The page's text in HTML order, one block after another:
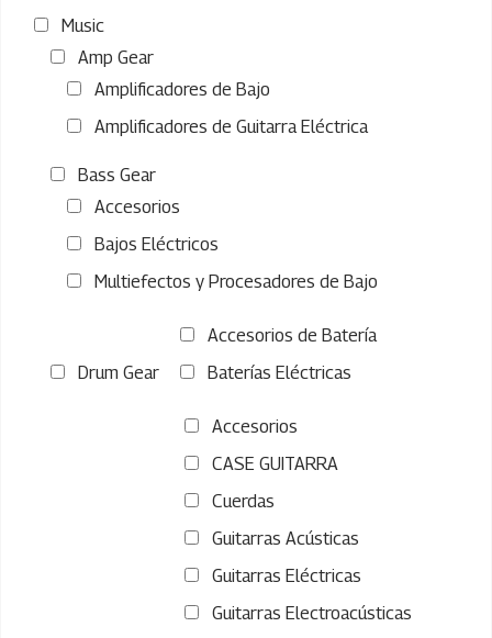
Music
Amp Gear
Amplificadores de Bajo
Amplificadores de Guitarra Eléctrica
Bass Gear
Accesorios
Bajos Eléctricos
Multiefectos y Procesadores de Bajo
Drum Gear
Accesorios de Batería
Baterías Eléctricas
Accesorios
CASE GUITARRA
Cuerdas
Guitarras Acústicas
Guitarras Eléctricas
Guitarras Electroacústicas